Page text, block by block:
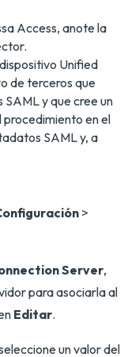
Access, anote la
Unified
de terceros que
y que cree un
en el
SAML y, a
>
Server,
para asociarla al
Editar.
un valor del